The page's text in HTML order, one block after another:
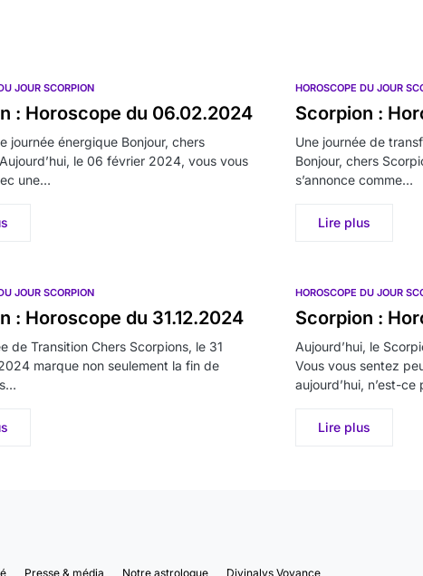
JOUR SCORPION
: Horoscope du 06.02.2024
journée énergique Bonjour, chers
le 06 février 2024, vous vous
une…
HOROSCOPE DU JOUR
Scorpion :
Une journée de
Bonjour, chers
s’annonce comme…
Lire plus
JOUR SCORPION
: Horoscope du 31.12.2024
de Transition Chers Scorpions, le 31
marque non seulement la fin de
HOROSCOPE DU JOUR
Scorpion :
Aujourd’hui, le
Vous vous sentez
aujourd’hui, n’est-ce
Lire plus
Presse & média Notre astrologue Divinalys Voyance